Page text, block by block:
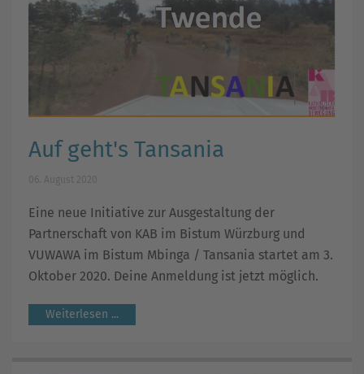
Auf geht's Tansania
Eine neue Initiative zur Ausgestaltung der
Partnerschaft von KAB im Bistum Würzburg und
VUWAWA im Bistum Mbinga / Tansania startet am 3.
Oktober 2020. Deine Anmeldung ist jetzt möglich.
Weiterlesen ...